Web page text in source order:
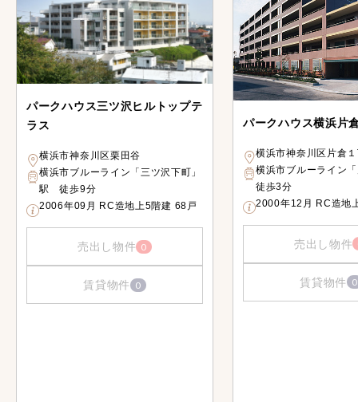
パークハウス三ツ沢ヒルトップテ
ラス
横浜市神奈川区栗田谷
横浜市ブルーライン「三ツ沢下町」
駅 徒歩9分
2006年09月 RC造地上5階建 68戸
売出し物件 0
賃貸物件 0
パークハウス横浜片
横浜市神奈川区片倉
横浜市ブルーライン
徒歩3分
2000年12月 RC造地
売出し物件
賃貸物件 0